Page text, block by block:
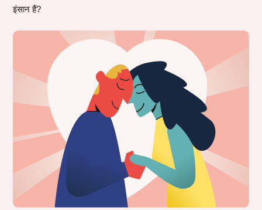
इंसान हैं?